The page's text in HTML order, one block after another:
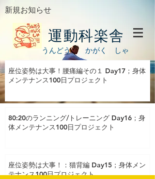
新規お知らせ
運動科楽舎
うんどう かがく しゃ
座位姿勢は大事！腰痛編その１ Day17；身体
メンテナンス100日プロジェクト
80:20のランニング/トレーニング Day16；身
体メンテナンス100日プロジェクト
座位姿勢は大事！：猫背編 Day15；身体メン
テナンス100日プロジェクト